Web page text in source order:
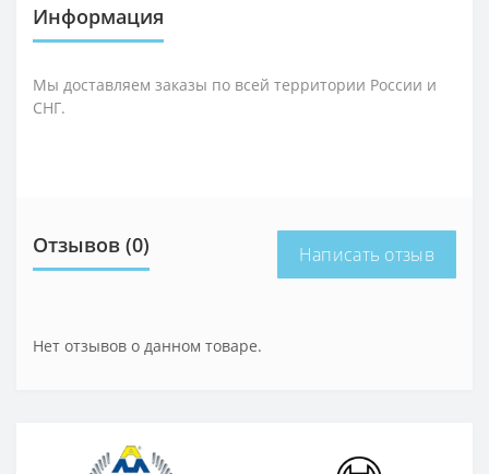
Информация
Мы доставляем заказы по всей территории России и
СНГ.
Отзывов (0) Написать отзыв
Нет отзывов о данном товаре.